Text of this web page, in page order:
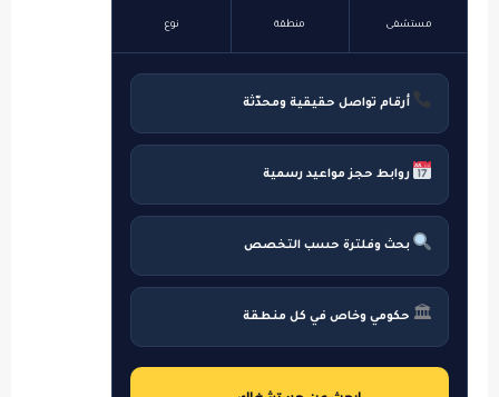
مستشفى منطقة نوع
أرقام تواصل حقيقية ومحدّثة
روابط حجز مواعيد رسمية
بحث وفلترة حسب التخصص
🏛 حكومي وخاص في كل منطقة